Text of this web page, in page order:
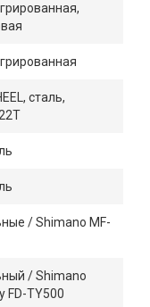
сталь,
/ Shimano MF-
/ Shimano
FD-TY500